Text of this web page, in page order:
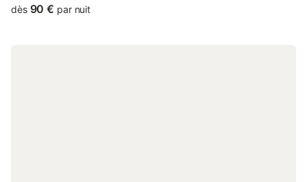
dès 90 € par nuit